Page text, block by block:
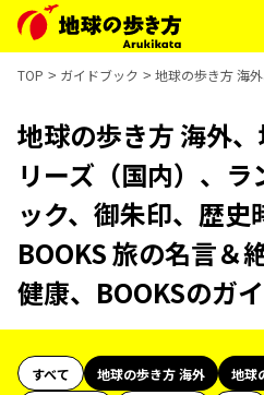
TOP ガイドブック 地球の歩き方 海
地球の歩き方 海外
リーズ（国内）、
ック、御朱印、歴史
BOOKS 旅の名言＆
健康、BOOKSのガ
すべて 地球の歩き方 海外
地球